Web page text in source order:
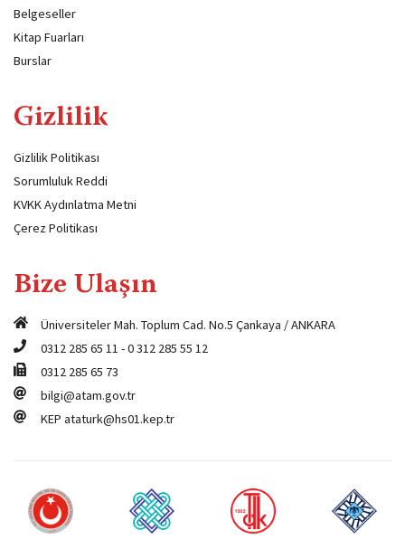
Belgeseller
Kitap Fuarları
Burslar
Gizlilik
Gizlilik Politikası
Sorumluluk Reddi
KVKK Aydınlatma Metni
Çerez Politikası
Bize Ulaşın
Üniversiteler Mah. Toplum Cad. No.5 Çankaya / ANKARA
0312 285 65 11 -0 312 285 55 12
0312 285 65 73
bilgi@atam.gov.tr
KEP ataturk@hs01.kep.tr